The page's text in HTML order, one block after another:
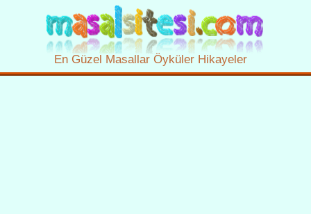
En Güzel Masallar Öyküler Hikayeler